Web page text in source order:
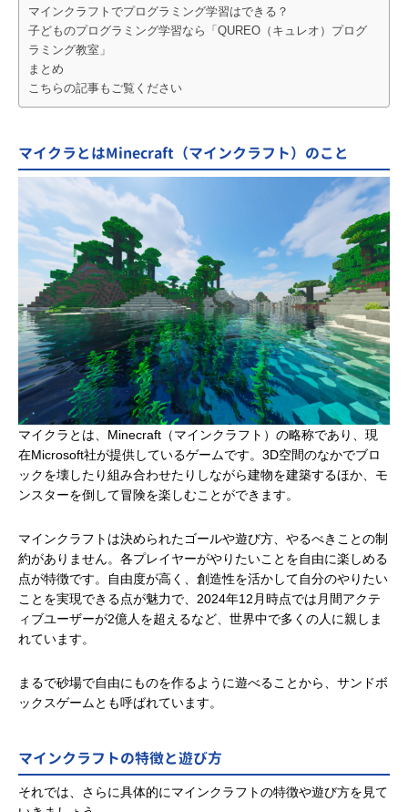
マインクラフトでプログラミング学習はできる？
子どものプログラミング学習なら「QUREO（キュレオ）プログ
ラミング教室」
まとめ
こちらの記事もご覧ください
マイクラとはMinecraft（マインクラフト）のこと
マイクラとは、Minecraft（マインクラフト）の略称であり、現
在Microsoft社が提供しているゲームです。3D空間のなかでブロ
ックを壊したり組み合わせたりしながら建物を建築するほか、モ
ンスターを倒して冒険を楽しむことができます。
マインクラフトは決められたゴールや遊び方、やるべきことの制
約がありません。各プレイヤーがやりたいことを自由に楽しめる
点が特徴です。
自由度が高く、創造性を活かして自分のやりたい
ことを実現できる点が魅力で、 2024年12月時点では月間アクテ
ィブユーザーが2億人を超えるなど、世界中で多くの人に親しま
れています。
まるで砂場で自由にものを作るように遊べることから、サンドボ
ックスゲームとも呼ばれています。
マインクラフトの特徴と遊び方
それでは、さらに具体的にマインクラフトの特徴や遊び方を見て